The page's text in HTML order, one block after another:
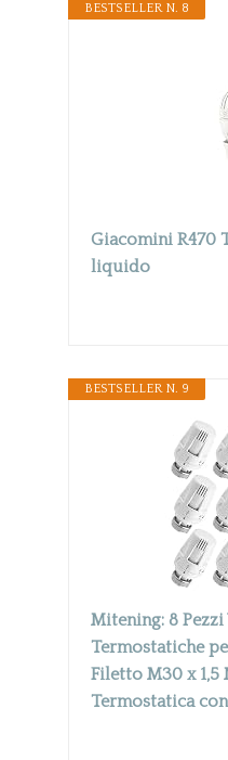
BESTSELLER N. 8
Giacomini R470
liquido
BESTSELLER N. 9
Mitening: 8 Pezzi
Termostatiche
Filetto M30 x 1,5
Termostatica